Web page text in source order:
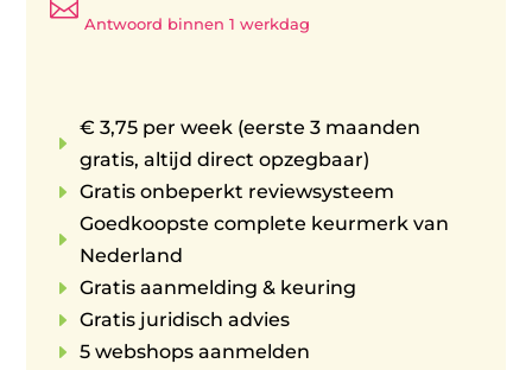

Antwoord binnen 1 werkdag
E
€ 3,75 per week (eerste 3 maanden
gratis, altijd direct opzegbaar)
E Gratis onbeperkt reviewsysteem
E
Goedkoopste complete keurmerk van
Nederland
E Gratis aanmelding & keuring
E Gratis juridisch advies
E 5 webshops aanmelden